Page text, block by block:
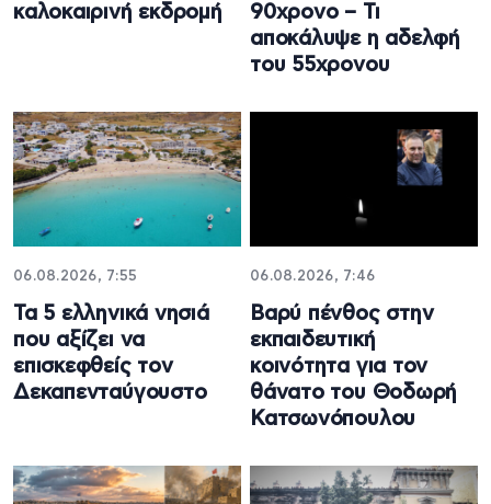
καλοκαιρινή εκδρομή
90χρονο – Τι
αποκάλυψε η αδελφή
του 55χρονου
06.08.2026, 7:55
Τα 5 ελληνικά νησιά
που αξίζει να
επισκεφθείς τον
Δεκαπενταύγουστο
06.08.2026, 7:46
Βαρύ πένθος στην
εκπαιδευτική
κοινότητα για τον
θάνατο του Θοδωρή
Κατσωνόπουλου